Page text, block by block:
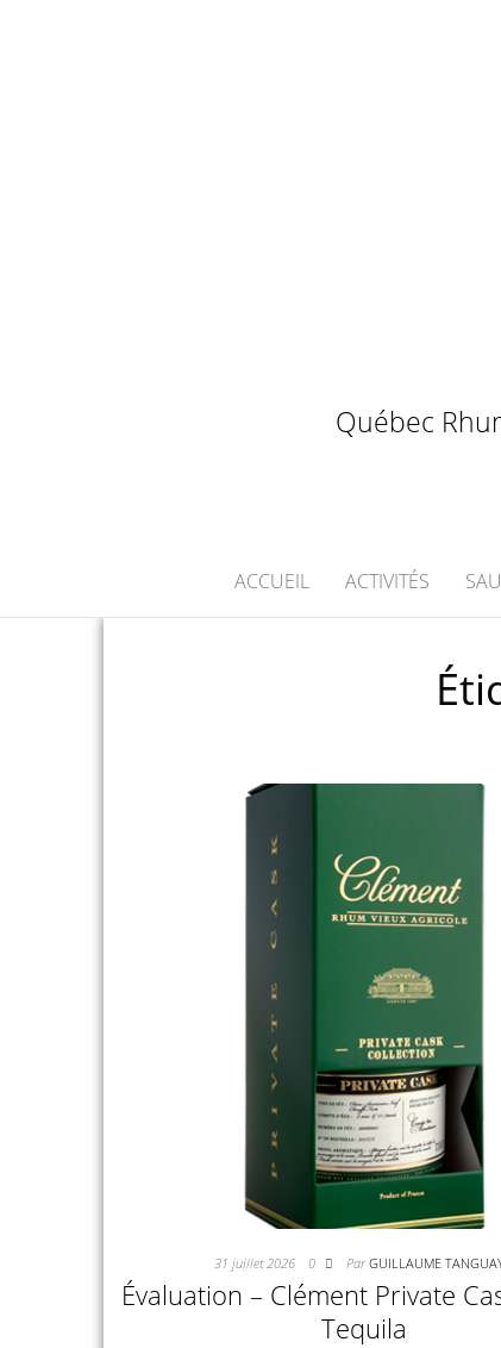
Québec
ACCUEIL ACTIVITÉS
31 juillet 2026 0 ParGUILLAUME
Évaluation – Clément Private
Tequila